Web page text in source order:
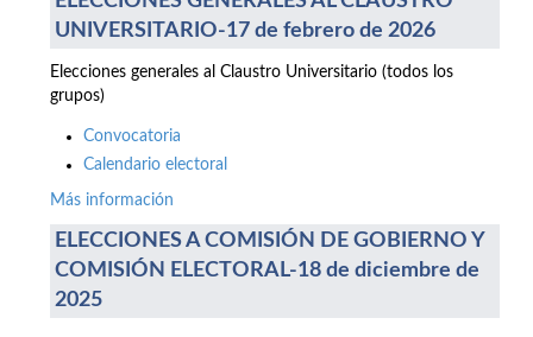
UNIVERSITARIO-17 de febrero de 2026
Elecciones generales al Claustro Universitario (todos los
grupos)
Convocatoria
Calendario electoral
Más información
ELECCIONES A COMISIÓN DE GOBIERNO Y
COMISIÓN ELECTORAL-18 de diciembre de
2025